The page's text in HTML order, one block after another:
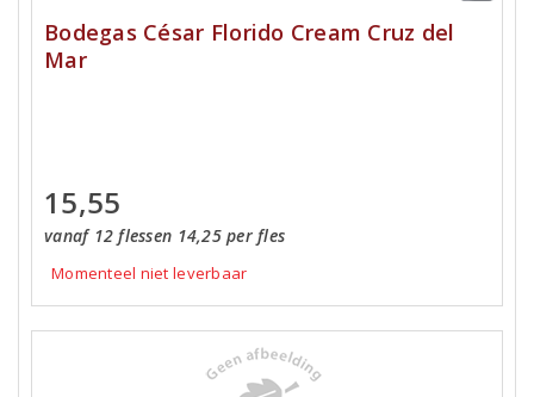
Bodegas César Florido Cream Cruz del
Mar
15,55
vanaf 12 flessen 14,25 per fles
Momenteel niet leverbaar